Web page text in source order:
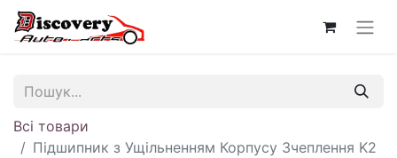
Всі товари
Підшипник з Ущільненням Корпусу Зчеплення K2